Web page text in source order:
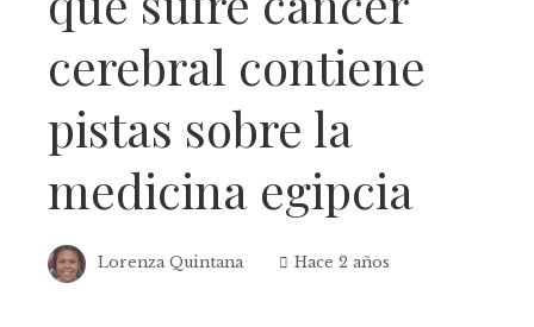
cerebral contiene
pistas sobre la
medicina egipcia
Lorenza Quintana Hace 2 años